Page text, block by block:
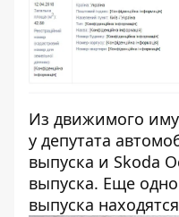
Из движимого
у депутата
выпуска и Skoda
выпуска. Еще
выпуска